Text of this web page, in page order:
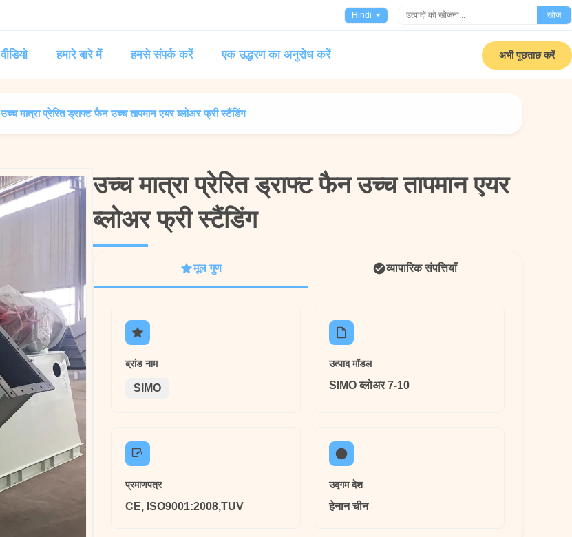
Hindi खोज
वीडियो हमारे बारे में हमसे संपर्क करें एक उद्धरण का अनुरोध करें अभी पूछताछ करें
उच्च मात्रा प्रेरित ड्राफ्ट फैन उच्च तापमान एयर ब्लोअर फ्री स्टैंडिंग
उच्च मात्रा प्रेरित ड्राफ्ट फैन उच्च तापमान एयर
ब्लोअर फ्री स्टैंडिंग
उच्च मात्रा प्रेरित ड्राफ्ट फैन उच्च तापमान एयर
ब्लोअर फ्री स्टैंडिंग
मूल गुण व्यापारिक संपत्तियाँ
ब्रांड नाम
SIMO
उत्पाद मॉडल
SIMO ब्लोअर 7-10
प्रमाणपत्र
CE, ISO9001:2008,TUV
उद्गम देश
हेनान चीन